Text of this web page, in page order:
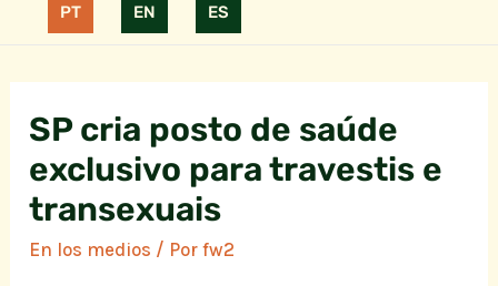
PT EN ES
SP cria posto de saúde
exclusivo para travestis e
transexuais
En los medios / Porfw2